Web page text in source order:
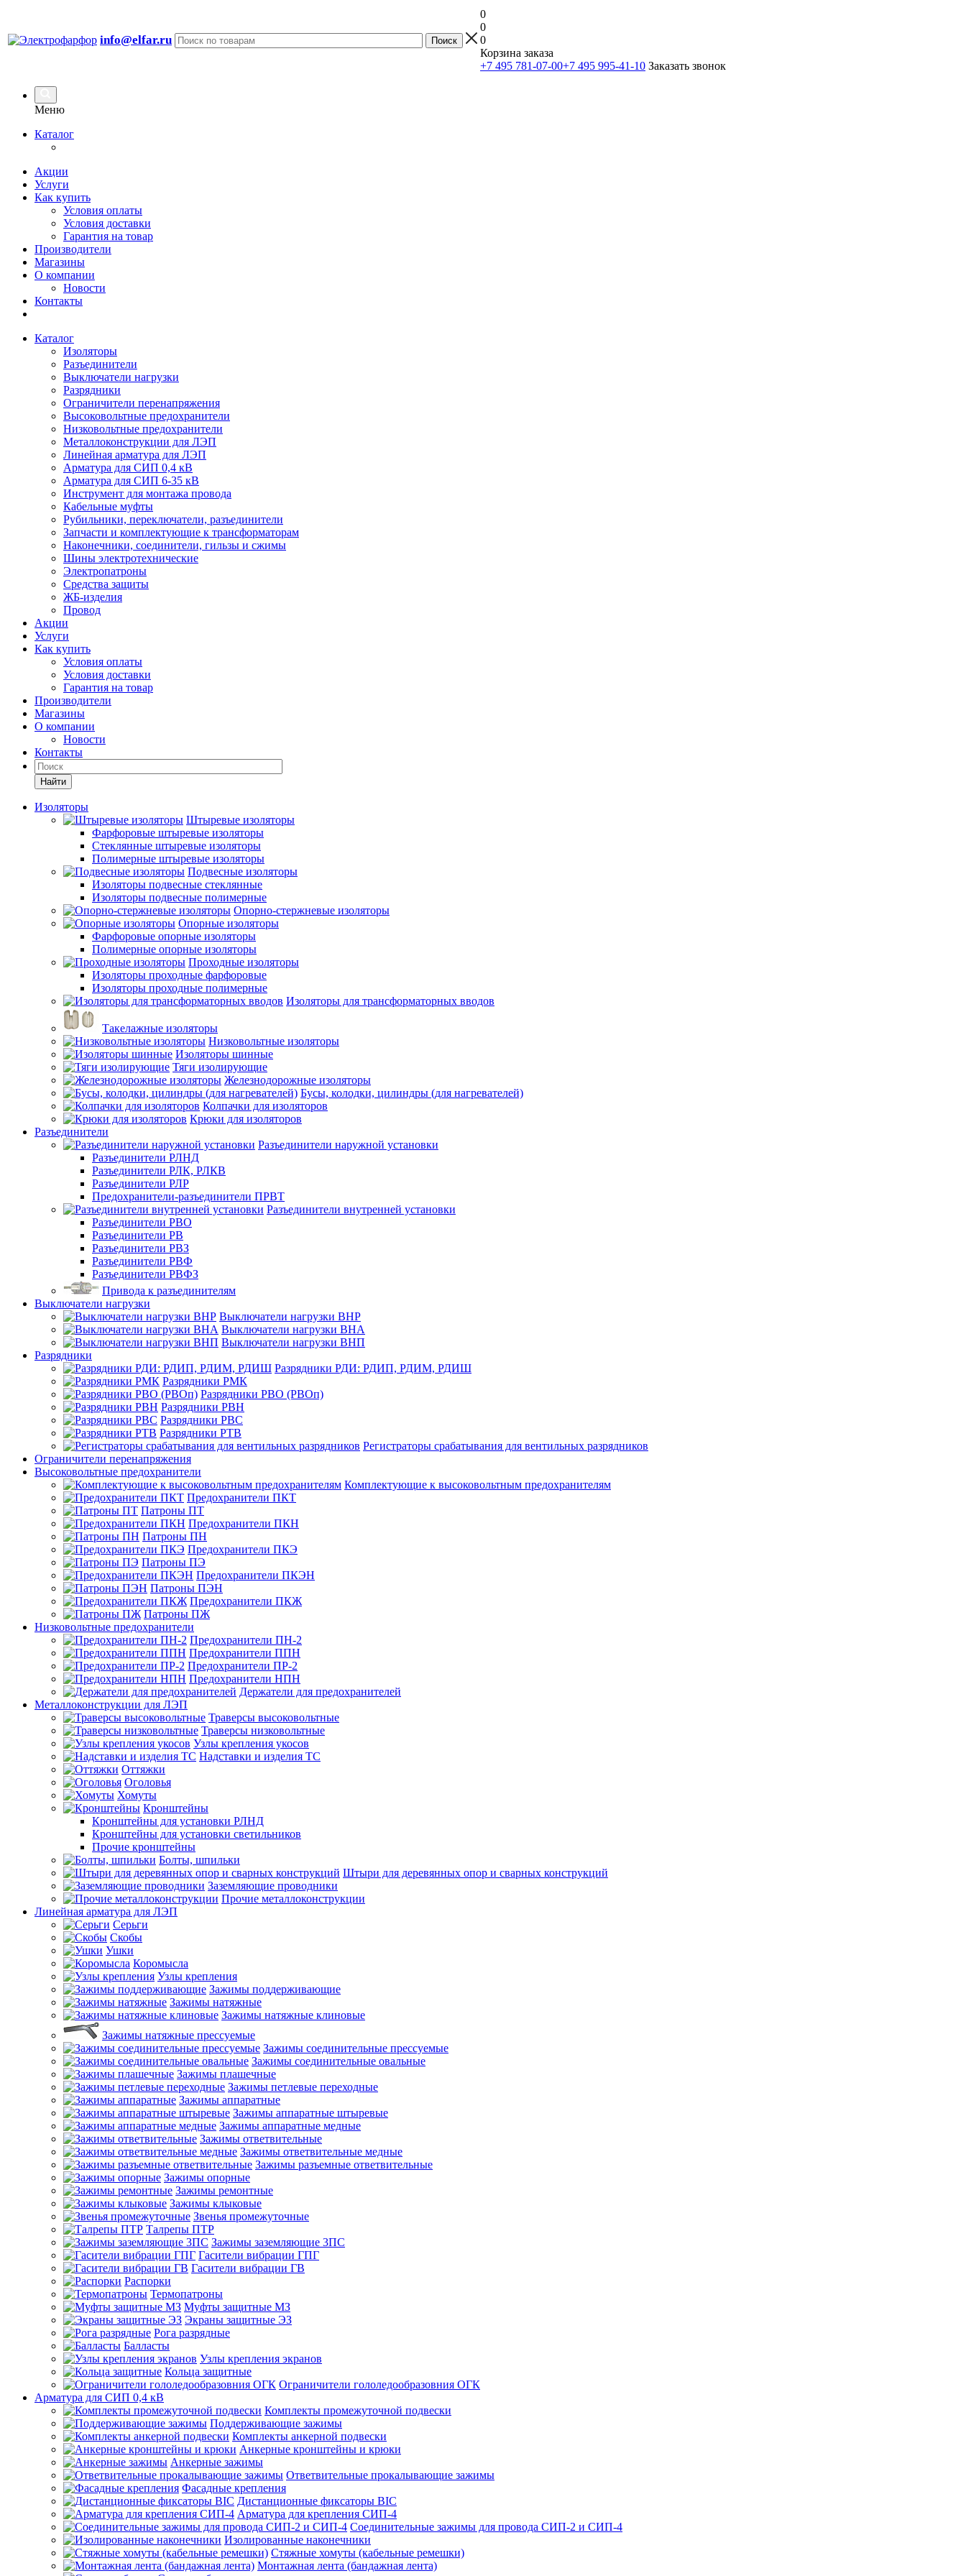
info@elfar.ru
0
0
0
Корзина заказа
+7 495 781-07-00+7 495 995-41-10 Заказать звонок
Меню
Каталог
Акции
Услуги
Как купить
Условия оплаты
Условия доставки
Гарантия на товар
Производители
Магазины
О компании
Новости
Контакты
Каталог
Изоляторы
Разъединители
Выключатели нагрузки
Разрядники
Ограничители перенапряжения
Высоковольтные предохранители
Низковольтные предохранители
Металлоконструкции для ЛЭП
Линейная арматура для ЛЭП
Арматура для СИП 0,4 кВ
Арматура для СИП 6-35 кВ
Инструмент для монтажа провода
Кабельные муфты
Рубильники, переключатели, разъединители
Запчасти и комплектующие к трансформаторам
Наконечники, соединители, гильзы и сжимы
Шины электротехнические
Электропатроны
Средства защиты
ЖБ-изделия
Провод
Акции
Услуги
Как купить
Условия оплаты
Условия доставки
Гарантия на товар
Производители
Магазины
О компании
Новости
Контакты
Найти
Изоляторы
Штыревые изоляторы
Фарфоровые штыревые изоляторы
Стеклянные штыревые изоляторы
Полимерные штыревые изоляторы
Подвесные изоляторы
Изоляторы подвесные стеклянные
Изоляторы подвесные полимерные
Опорно-стержневые изоляторы
Опорные изоляторы
Фарфоровые опорные изоляторы
Полимерные опорные изоляторы
Проходные изоляторы
Изоляторы проходные фарфоровые
Изоляторы проходные полимерные
Изоляторы для трансформаторных вводов
Такелажные изоляторы
Низковольтные изоляторы
Изоляторы шинные
Тяги изолирующие
Железнодорожные изоляторы
Бусы, колодки, цилиндры (для нагревателей)
Колпачки для изоляторов
Крюки для изоляторов
Разъединители
Разъединители наружной установки
Разъединители РЛНД
Разъединители РЛК, РЛКВ
Разъединители РЛР
Предохранители-разъединители ПРВТ
Разъединители внутренней установки
Разъединители РВО
Разъединители РВ
Разъединители РВЗ
Разъединители РВФ
Разъединители РВФЗ
Привода к разъединителям
Выключатели нагрузки
Выключатели нагрузки ВНР
Выключатели нагрузки ВНА
Выключатели нагрузки ВНП
Разрядники
Разрядники РДИ: РДИП, РДИМ, РДИШ
Разрядники РМК
Разрядники РВО (РВОп)
Разрядники РВН
Разрядники РВС
Разрядники РТВ
Регистраторы срабатывания для вентильных разрядников
Ограничители перенапряжения
Высоковольтные предохранители
Комплектующие к высоковольтным предохранителям
Предохранители ПКТ
Патроны ПТ
Предохранители ПКН
Патроны ПН
Предохранители ПКЭ
Патроны ПЭ
Предохранители ПКЭН
Патроны ПЭН
Предохранители ПКЖ
Патроны ПЖ
Низковольтные предохранители
Предохранители ПН-2
Предохранители ППН
Предохранители ПР-2
Предохранители НПН
Держатели для предохранителей
Металлоконструкции для ЛЭП
Траверсы высоковольтные
Траверсы низковольтные
Узлы крепления укосов
Надставки и изделия ТС
Оттяжки
Оголовья
Хомуты
Кронштейны
Кронштейны для установки РЛНД
Кронштейны для установки светильников
Прочие кронштейны
Болты, шпильки
Штыри для деревянных опор и сварных конструкций
Заземляющие проводники
Прочие металлоконструкции
Линейная арматура для ЛЭП
Серьги
Скобы
Ушки
Коромысла
Узлы крепления
Зажимы поддерживающие
Зажимы натяжные
Зажимы натяжные клиновые
Зажимы натяжные прессуемые
Зажимы соединительные прессуемые
Зажимы соединительные овальные
Зажимы плашечные
Зажимы петлевые переходные
Зажимы аппаратные
Зажимы аппаратные штыревые
Зажимы аппаратные медные
Зажимы ответвительные
Зажимы ответвительные медные
Зажимы разъемные ответвительные
Зажимы опорные
Зажимы ремонтные
Зажимы клыковые
Звенья промежуточные
Талрепы ПТР
Зажимы заземляющие 3ПС
Гасители вибрации ГПГ
Гасители вибрации ГВ
Распорки
Термопатроны
Муфты защитные МЗ
Экраны защитные ЭЗ
Рога разрядные
Балласты
Узлы крепления экранов
Кольца защитные
Ограничители гололедообразовния ОГК
Арматура для СИП 0,4 кВ
Комплекты промежуточной подвески
Поддерживающие зажимы
Комплекты анкерной подвески
Анкерные кронштейны и крюки
Анкерные зажимы
Ответвительные прокалывающие зажимы
Фасадные крепления
Дистанционные фиксаторы BIC
Арматура для крепления СИП-4
Соединительные зажимы для провода СИП-2 и СИП-4
Изолированные наконечники
Стяжные хомуты (кабельные ремешки)
Монтажная лента (бандажная лента)